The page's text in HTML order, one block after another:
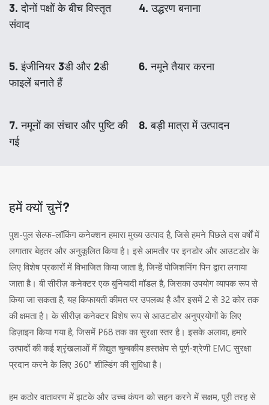
3. दोनों पक्षों के बीच विस्तृत
संवाद
4. उद्धरण बनाना
5. इंजीनियर 3डी और 2डी
फाइलें बनाते हैं
6. नमूने तैयार करना
7. नमूनों का संचार और पुष्टि की
गई
8. बड़ी मात्रा में उत्पादन
हमें क्यों चुनें?
पुश-पुल सेल्फ-लॉकिंग कनेक्शन हमारा मुख्य उत्पाद है, जिसे हमने पिछले दस वर्षों में
लगातार बेहतर और अनुकूलित किया है। इसे आमतौर पर इनडोर और आउटडोर के
लिए विशेष प्रकारों में विभाजित किया जाता है, जिन्हें पोजिशनिंग पिन द्वारा लगाया
जाता है। बी सीरीज़ कनेक्टर एक बुनियादी मॉडल है, जिसका उपयोग व्यापक रूप से
किया जा सकता है, यह किफायती कीमत पर उपलब्ध है और इसमें 2 से 32 कोर तक
की क्षमता है। के सीरीज़ कनेक्टर विशेष रूप से आउटडोर अनुप्रयोगों के लिए
डिज़ाइन किया गया है, जिसमें P68 तक का सुरक्षा स्तर है। इसके अलावा, हमारे
उत्पादों की कई श्रृंखलाओं में विद्युत चुम्बकीय हस्तक्षेप से पूर्ण-श्रेणी EMC सुरक्षा
प्रदान करने के लिए 360° शील्डिंग की सुविधा है।
हम कठोर वातावरण में झटके और उच्च कंपन को सहन करने में सक्षम, पूरी तरह से